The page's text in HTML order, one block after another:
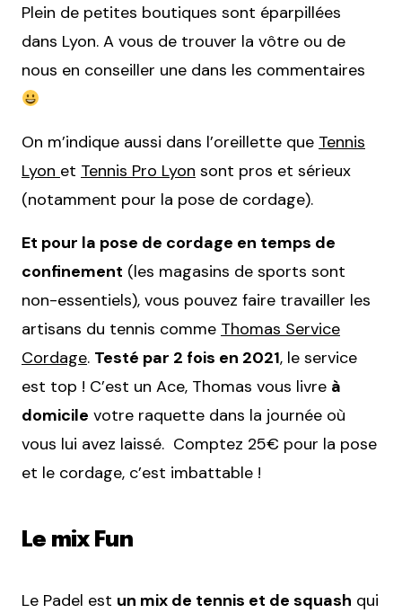
Plein de petites boutiques sont éparpillées
dans Lyon. A vous de trouver la vôtre ou de
nous en conseiller une dans les commentaires
On m’indique aussi dans l’oreillette que Tennis
Lyon et Tennis Pro Lyon sont pros et sérieux
(notamment pour la pose de cordage).
Et pour la pose de cordage en temps de
confinement (les magasins de sports sont
non-essentiels), vous pouvez faire travailler les
artisans du tennis comme Thomas Service
Cordage. Testé par 2 fois en 2021, le service
est top ! C’est un Ace, Thomas vous livre à
domicile votre raquette dans la journée où
vous lui avez laissé. Comptez 25€ pour la pose
et le cordage, c’est imbattable !
Le mix Fun
Le Padel est un mix de tennis et de squash qui